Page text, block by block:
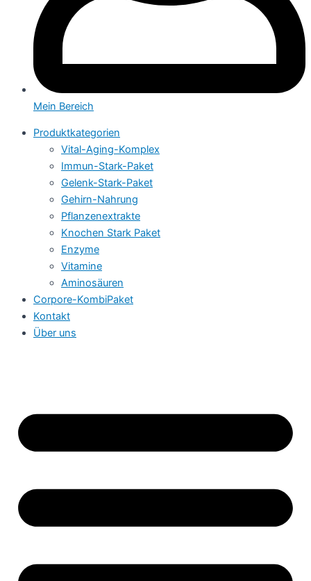
Mein Bereich
Produktkategorien
Vital-Aging-Komplex
Immun-Stark-Paket
Gelenk-Stark-Paket
Gehirn-Nahrung
Pflanzenextrakte
Knochen Stark Paket
Enzyme
Vitamine
Aminosäuren
Corpore-KombiPaket
Kontakt
Über uns